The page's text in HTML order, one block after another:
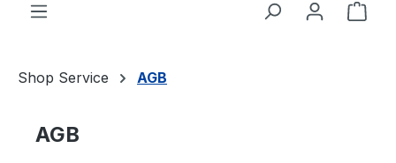
Shop Service AGB
AGB